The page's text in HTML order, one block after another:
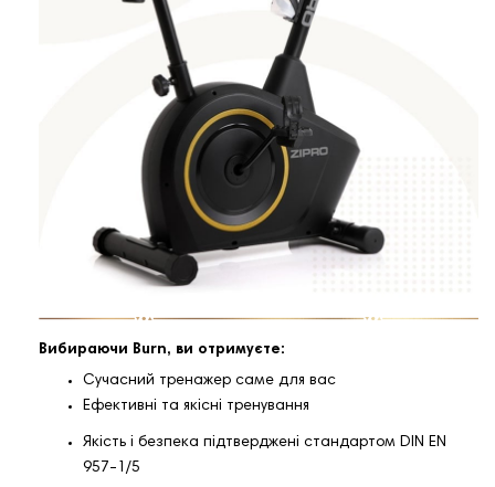
Вибираючи Burn, ви отримуєте:
Сучасний тренажер саме для вас
Ефективні та якісні тренування
Якість і безпека підтверджені стандартом DIN EN
957-1/5